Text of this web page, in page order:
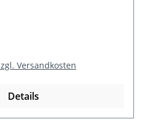
Versandkosten
Details